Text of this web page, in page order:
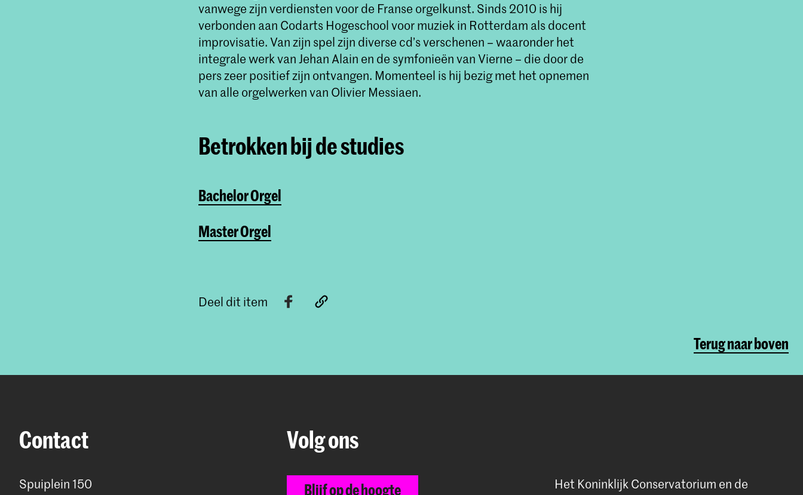
vanwege zijn verdiensten voor de Franse orgelkunst. Sinds 2010 is hij
verbonden aan Codarts Hogeschool voor muziek in Rotterdam als docent
improvisatie. Van zijn spel zijn diverse cd’s verschenen – waaronder het
integrale werk van Jehan Alain en de symfonieën van Vierne – die door de
pers zeer positief zijn ontvangen. Momenteel is hij bezig met het opnemen
van alle orgelwerken van Olivier Messiaen.
Betrokken bij de studies
Bachelor Orgel
Master Orgel
Deel dit item
Terug naar boven
Contact
Spuiplein 150
Volg ons
Blijf op de hoogte
Het Koninklijk Conservatorium en de